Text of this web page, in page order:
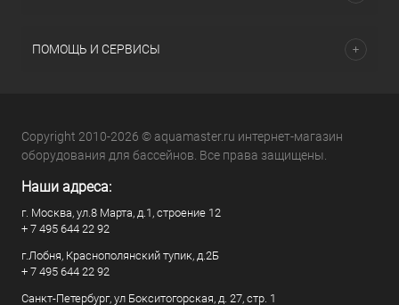
ПОМОЩЬ И СЕРВИСЫ
Copyright 2010-2026 © aquamaster.ru интернет-магазин
оборудования для бассейнов. Все права защищены.
Наши адреса:
г. Москва, ул.8 Марта, д.1, строение 12
+ 7 495 644 22 92
г.Лобня, Краснополянский тупик, д.2Б
+ 7 495 644 22 92
Санкт-Петербург, ул Бокситогорская, д. 27, стр. 1